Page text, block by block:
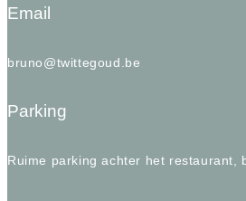
Email
bruno@twittegoud.be
Parking
Ruime parking achter het restaurant,